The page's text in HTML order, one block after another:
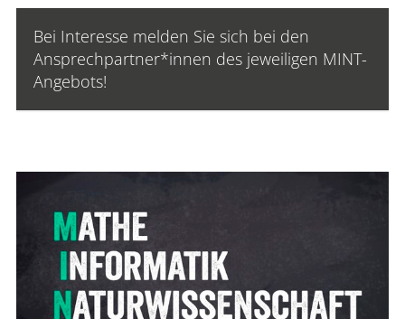
Fachbereiche
Bildungswissenschaften
Philologie / Kulturwissenschaften
Bei Interesse melden Sie sich bei den
Ansprechpartner*innen des jeweiligen MINT-
Angebots!